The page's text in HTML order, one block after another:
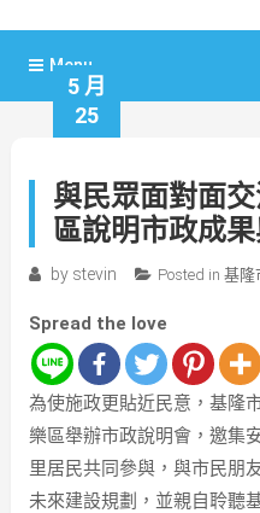
Menu
5 月
25
與民眾面對面
區說明市政成
by stevin Posted in 基隆
Spread the love
為使施政更貼近民意，基隆
樂區舉辦市政說明會，邀集
里居民共同參與，與市民朋
未來建設規劃，並親自聆聽